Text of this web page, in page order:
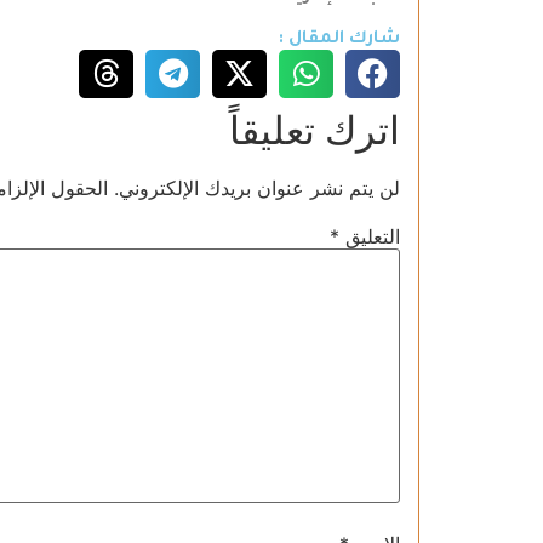
شارك المقال :
اترك تعليقاً
لن يتم نشر عنوان بريدك الإلكتروني. الحقول
التعليق *